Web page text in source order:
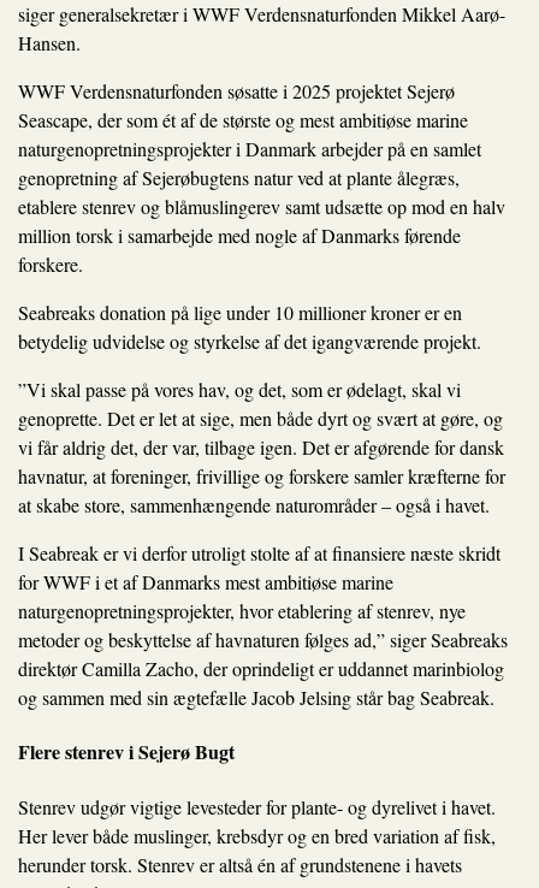
siger generalsekretær i WWF Verdensnaturfonden Mikkel Aarø-
Hansen.
WWF Verdensnaturfonden søsatte i 2025 projektet Sejerø
Seascape, der som ét af de største og mest ambitiøse marine
naturgenopretningsprojekter i Danmark arbejder på en samlet
genopretning af Sejerøbugtens natur ved at plante ålegræs,
etablere stenrev og blåmuslingerev samt udsætte op mod en halv
million torsk i samarbejde med nogle af Danmarks førende
forskere.
Seabreaks donation på lige under 10 millioner kroner er en
betydelig udvidelse og styrkelse af det igangværende projekt.
”Vi skal passe på vores hav, og det, som er ødelagt, skal vi
genoprette. Det er let at sige, men både dyrt og svært at gøre, og
vi får aldrig det, der var, tilbage igen. Det er afgørende for dansk
havnatur, at foreninger, frivillige og forskere samler kræfterne for
at skabe store, sammenhængende naturområder – også i havet.
I Seabreak er vi derfor utroligt stolte af at finansiere næste skridt
for WWF i et af Danmarks mest ambitiøse marine
naturgenopretningsprojekter, hvor etablering af stenrev, nye
metoder og beskyttelse af havnaturen følges ad,” siger Seabreaks
direktør Camilla Zacho, der oprindeligt er uddannet marinbiolog
og sammen med sin ægtefælle Jacob Jelsing står bag Seabreak.
Flere stenrev i Sejerø Bugt
Stenrev udgør vigtige levesteder for plante- og dyrelivet i havet.
Her lever både muslinger, krebsdyr og en bred variation af fisk,
herunder torsk. Stenrev er altså én af grundstenene i havets